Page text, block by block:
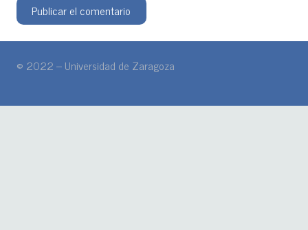
Publicar el comentario
© 2022 – Universidad de Zaragoza